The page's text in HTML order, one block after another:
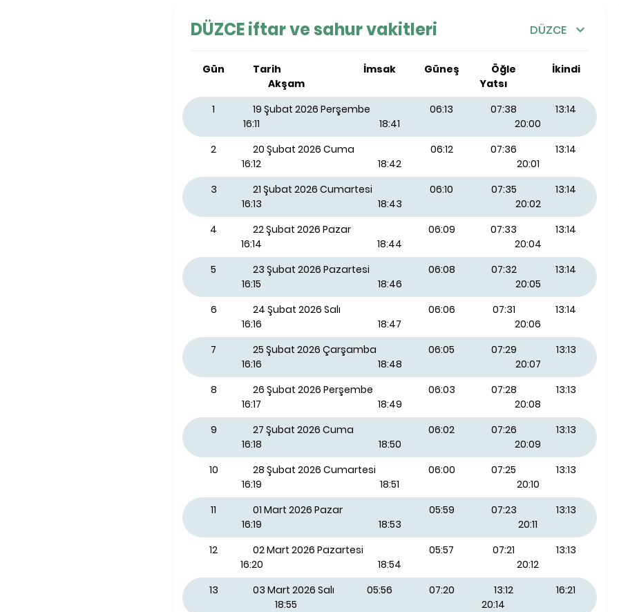
DÜZCE iftar ve sahur vakitleri DÜZCE
Gün Tarih İmsak Güneş Öğle
İkindi
Akşam
Yatsı
1
19 Şubat 2026 Perşembe 06:13 07:38
13:14
16:11
18:41
20:00
2
20 Şubat 2026 Cuma 06:12 07:36
13:14
16:12
18:42
20:01
3
21 Şubat 2026 Cumartesi 06:10 07:35
13:14
16:13
18:43
20:02
4
22 Şubat 2026 Pazar 06:09 07:33
13:14
16:14
18:44
20:04
5
23 Şubat 2026 Pazartesi 06:08 07:32
13:14
16:15
18:46
20:05
6
24 Şubat 2026 Salı 06:06 07:31
13:14
16:16
18:47
20:06
7
25 Şubat 2026 Çarşamba 06:05 07:29
13:13
16:16
18:48
20:07
8
26 Şubat 2026 Perşembe 06:03 07:28
13:13
16:17
18:49
20:08
9
27 Şubat 2026 Cuma 06:02 07:26
13:13
16:18
18:50
20:09
10
28 Şubat 2026 Cumartesi 06:00 07:25
13:13
16:19
18:51
20:10
11
01 Mart 2026 Pazar 05:59 07:23
13:13
16:19
18:53
20:11
12
02 Mart 2026 Pazartesi 05:57 07:21
13:13
16:20
18:54
20:12
13
03 Mart 2026 Salı 05:56 07:20 13:12
16:21
18:55
20:14